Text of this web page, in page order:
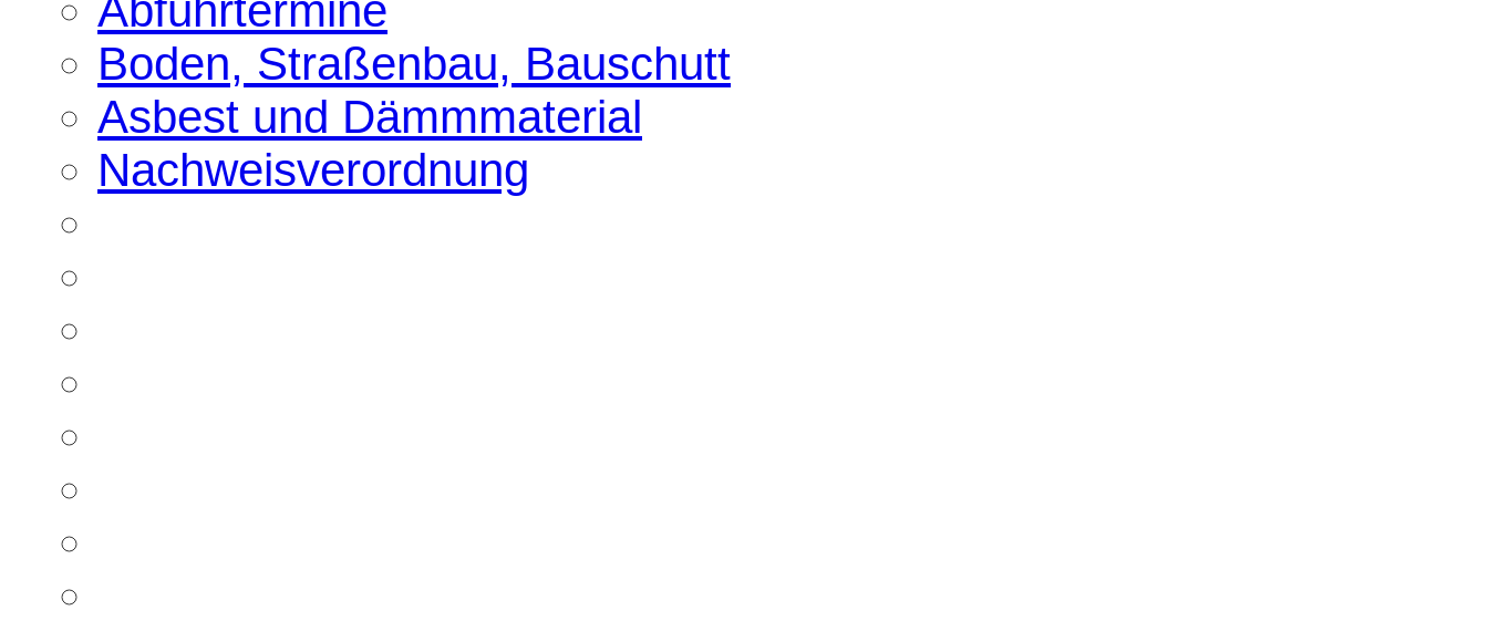
Abfuhrtermine
Boden, Straßenbau, Bauschutt
Asbest und Dämmmaterial
Nachweisverordnung